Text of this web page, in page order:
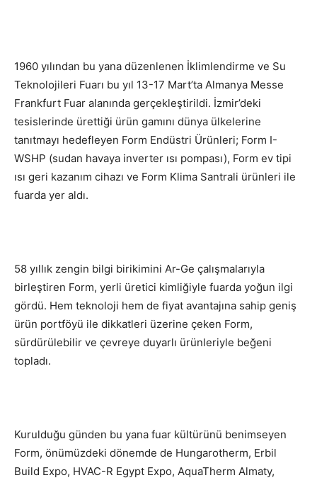
1960 yılından bu yana düzenlenen İklimlendirme ve Su
Teknolojileri Fuarı bu yıl 13-17 Mart’ta Almanya Messe
Frankfurt Fuar alanında gerçekleştirildi. İzmir’deki
tesislerinde ürettiği ürün gamını dünya ülkelerine
tanıtmayı hedefleyen Form Endüstri Ürünleri; Form I-
WSHP (sudan havaya inverter ısı pompası), Form ev tipi
ısı geri kazanım cihazı ve Form Klima Santrali ürünleri ile
fuarda yer aldı.
58 yıllık zengin bilgi birikimini Ar-Ge çalışmalarıyla
birleştiren Form, yerli üretici kimliğiyle fuarda yoğun ilgi
gördü. Hem teknoloji hem de fiyat avantajına sahip geniş
ürün portföyü ile dikkatleri üzerine çeken Form,
sürdürülebilir ve çevreye duyarlı ürünleriyle beğeni
topladı.
Kurulduğu günden bu yana fuar kültürünü benimseyen
Form, önümüzdeki dönemde de Hungarotherm, Erbil
Build Expo, HVAC-R Egypt Expo, AquaTherm Almaty,